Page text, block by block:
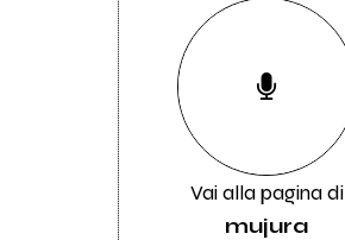
Vai alla pagina di
mujura